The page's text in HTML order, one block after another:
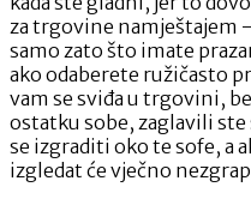
za trgovine namještajem
samo zato što imate
ako odaberete ružičasto
vam se sviđa u trgovini,
ostatku sobe, zaglavili
se izgraditi oko te sofe, a
izgledat će vječno